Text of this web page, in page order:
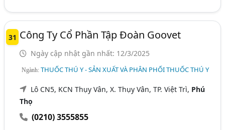
31 Công Ty Cổ Phần Tập Đoàn Goovet
Ngày cập nhật gần nhất: 12/3/2025
Ngành:THUỐC THÚ Y - SẢN XUẤT VÀ PHÂN PHỐI THUỐC THÚ Y
Lô CN5, KCN Thụy Vân, X. Thụy Vân, TP. Việt Trì, Phú
Thọ
(0210) 3555855